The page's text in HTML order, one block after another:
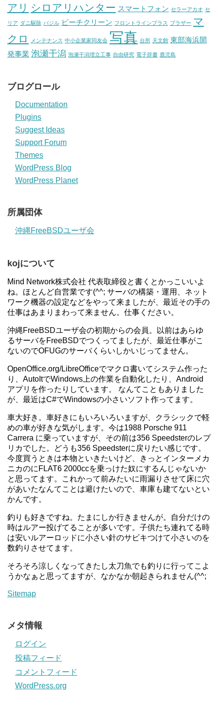
アリ シロアリハンター スマートフォン セラーアカオ セ
リア ダニ駆除 バジル ビーチクリーン フロントラインプラス ブラザー マ
クロ
メンテナンス 中小企業家同友会 写真 台所 天文館 東部海浜開
発事業 泡瀬干潟 泡瀬干潟埋立工事 自由研究 電子辞書 鹿児島
ブログロール
Documentation
Plugins
Suggest Ideas
Support Forum
Themes
WordPress Blog
WordPress Planet
所属団体
沖縄FreeBSDユーザ会
kojについて
Mind Network株式会社 代表取締役と書くとかっこいいよ
ね。ほとんど自営業です(^^; サーバの構築・運用、ネット
ワーク機器の設定などをやって来ましたが、最近その手の
仕事はあまりまわって来ません。仕事ください。
沖縄FreeBSDユーザ会の初期からの会員。以前はあらゆ
るサーバをFreeBSDでつくってましたが、最近仕事がこ
ないのでOFUGのサーバくらいしかいじってません。
OpenOffice.org/LibreOfficeでマクロ書いてシステム作った
り、AutoItでWindows上の作業を自動化したり、Android
アプリを作ったりしています。 なんてこともありました
が、最近はC#でWindowsの小さいソフト作ってます。
車大好き。車好きにもいろいろいますが、クラシックで軽
めの車が好きな気がします。今は1988 Porsche 911
Carrera に乗っていますが、その前は356 Speedsterのレプ
リカでした。どうも356 Speedsterに戻りたい感じです。
今度買うときは本物といきたいけど、きっとインターメカ
ニカのにFLAT6 2000ccを乗っけた奴にするんじゃないか
と思ってます。これかって前みたいに雨漏りさせて床に穴
があいたなんてことは避けたいので、車庫も建てないとい
かんです。
釣りも好きですね。たまにしか行きませんが。自分だけの
時はルアー投げてることが多いです。子供たち連れてる時
は安いルアーロッドに小さい針のサビキつけて小さいのを
数釣りさせてます。
そろそろ涼しくなってきたし太刀魚でも釣りに行ってこよ
うかなぁと思ってますが、なかなか朝起きられません(^^;
Sitemap
メタ情報
ログイン
投稿フィード
コメントフィード
WordPress.org